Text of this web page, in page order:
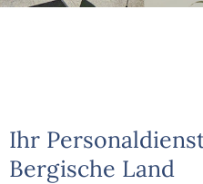
Ihr
Bergische Land